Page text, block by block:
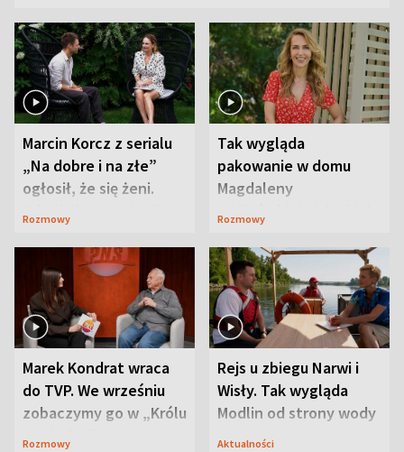
Marcin Korcz z serialu
„Na dobre i na złe”
ogłosił, że się żeni.
Zdradził, co zmienił
Rozmowy
Tak wygląda
pakowanie w domu
Magdaleny
Waligórskiej-Lisieckiej.
Rozmowy
Marek Kondrat wraca
do TVP. We wrześniu
zobaczymy go w „Królu
Maciusiu I”
Rozmowy
Rejs u zbiegu Narwi i
Wisły. Tak wygląda
Modlin od strony wody
Aktualności